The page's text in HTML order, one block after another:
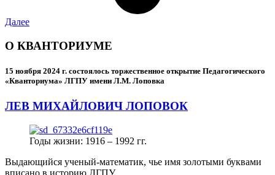
Далее
О КВАНТОРИУМЕ
15 ноября 2024 г. состоялось торжественное открытие Педагогического
«Кванториума» ЛГПУ имени Л.М. Лоповка
ЛЕВ МИХАЙЛОВИЧ ЛОПОВОК
Годы жизни: 1916 – 1992 гг.
Выдающийся ученый-математик, чье имя золотыми буквами
вписано в историю ЛГПУ.